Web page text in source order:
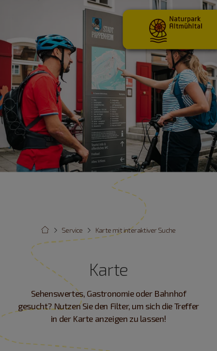
Karte mit interaktiver Suche
Service
Karte
Sehenswertes, Gastronomie oder Bahnhof
gesucht? Nutzen Sie den Filter, um sich die Treffer
in der Karte anzeigen zu lassen!